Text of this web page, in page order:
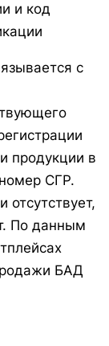
и код
с
продукции в
СГР.
отсутствует,
По данным
БАД